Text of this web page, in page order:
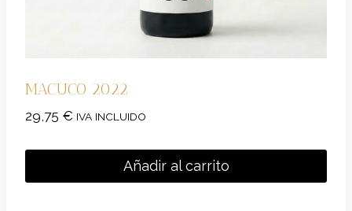
MACUCO 2022
29,75 € IVA INCLUIDO
Añadir al carrito